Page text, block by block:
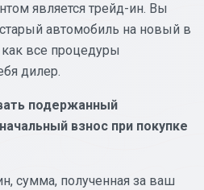
является трейд-ин. Вы
автомобиль на новый в
как все процедуры
дилер.
подержанный
взнос при покупке
сумма, полученная за ваш